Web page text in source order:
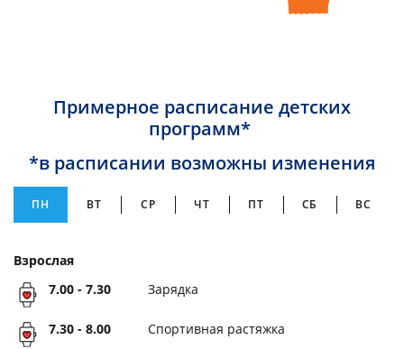
Примерное расписание детских
программ*
*в расписании возможны изменения
ПН ВТ СР ЧТ ПТ СБ ВС
Взрослая
7.00 - 7.30
Зарядка
7.30 - 8.00 Спортивная растяжка